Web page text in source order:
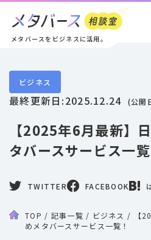
メタバースをビジネスに活用。
ビジネス
最終更新日:2025.12.24 (公開
【2025年6月最新】
タバースサービス一覧
TWITTER FACEBOOK
TOP / 記事一覧 / ビジネス /
【
めメタバースサービス一覧！